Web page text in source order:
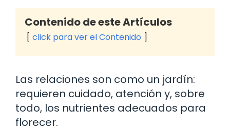
Contenido de este Artículos
click para ver el Contenido
Las relaciones son como un jardín:
requieren cuidado, atención y, sobre
todo, los nutrientes adecuados para
florecer.